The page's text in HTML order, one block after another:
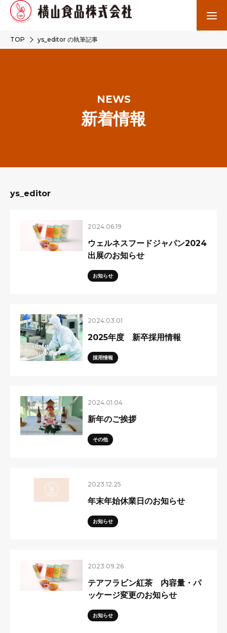
TOP ys_editor の執筆記事
NEWS
新着情報
ys_editor
2024.06.19
ウェルネスフードジャパン2024
出展のお知らせ
お知らせ
2024.03.01
2025年度 新卒採用情報
採用情報
2024.01.04
新年のご挨拶
その他
2023.12.25
年末年始休業日のお知らせ
お知らせ
2023.09.26
テアフラビン紅茶 内容量・パ
ッケージ変更のお知らせ
お知らせ